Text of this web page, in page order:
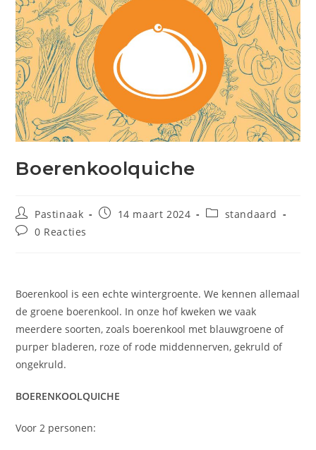
Boerenkoolquiche
Pastinaak 14 maart 2024
standaard
0 Reacties
Boerenkool is een echte wintergroente. We kennen allemaal
de groene boerenkool. In onze hof kweken we vaak
meerdere soorten, zoals boerenkool met blauwgroene of
purper bladeren, roze of rode middennerven, gekruld of
ongekruld.
BOERENKOOLQUICHE
Voor 2 personen: